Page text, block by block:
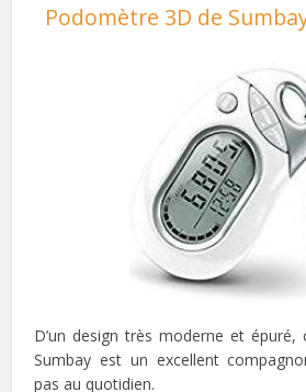
Podomètre 3D de
D’un design très moderne et
Sumbay est un excellent
pas au quotidien.